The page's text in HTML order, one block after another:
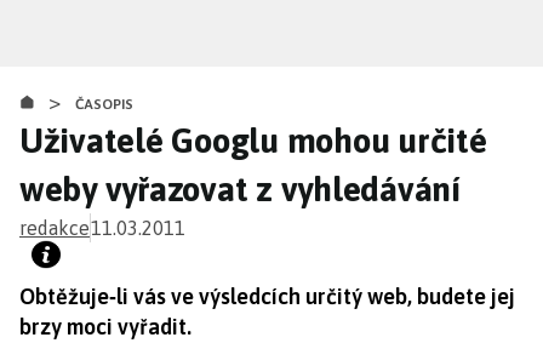
obsahu
> ČASOPIS
Uživatelé Googlu mohou určité
weby vyřazovat z vyhledávání
redakce11.03.2011
Obtěžuje‑li vás ve výsledcích určitý web, budete jej
brzy moci vyřadit.